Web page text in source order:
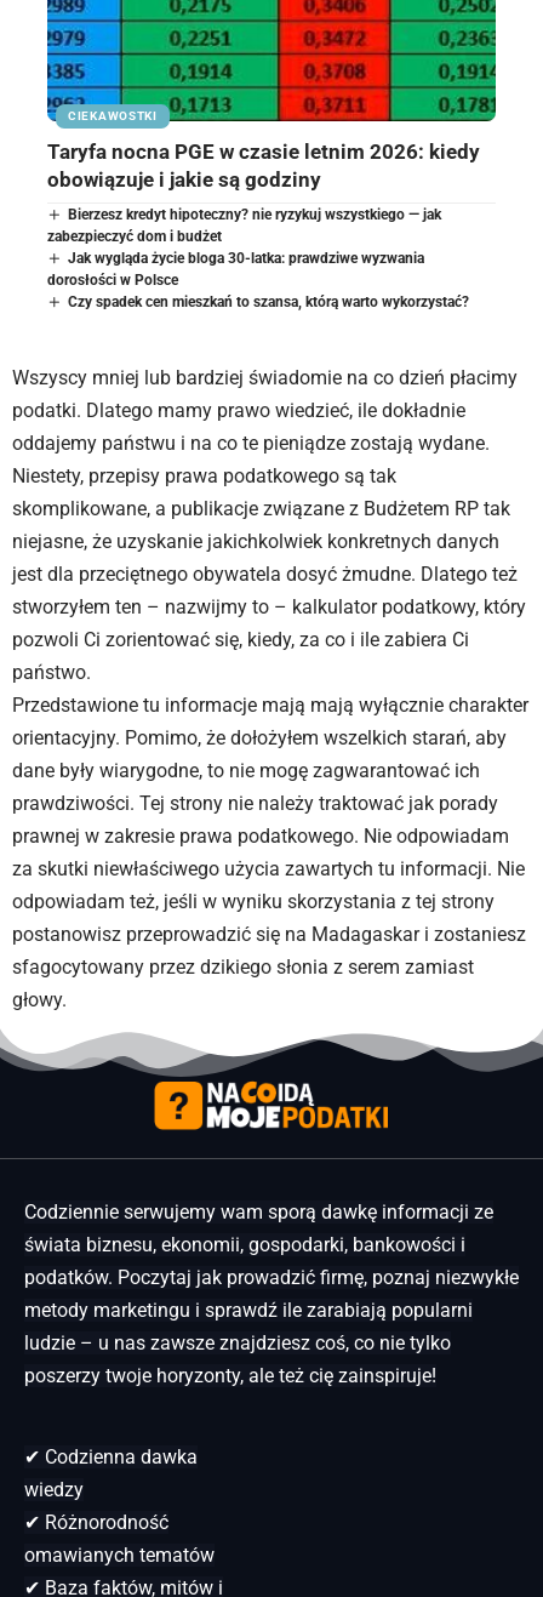
CIEKAWOSTKI
Taryfa nocna PGE w czasie letnim 2026: kiedy
obowiązuje i jakie są godziny
Bierzesz kredyt hipoteczny? nie ryzykuj wszystkiego — jak
zabezpieczyć dom i budżet
Jak wygląda życie bloga 30-latka: prawdziwe wyzwania
dorosłości w Polsce
Czy spadek cen mieszkań to szansa, którą warto wykorzystać?
Wszyscy mniej lub bardziej świadomie na co dzień płacimy
podatki. Dlatego mamy prawo wiedzieć, ile dokładnie
oddajemy państwu i na co te pieniądze zostają wydane.
Niestety, przepisy prawa podatkowego są tak
skomplikowane, a publikacje związane z Budżetem RP tak
niejasne, że uzyskanie jakichkolwiek konkretnych danych
jest dla przeciętnego obywatela dosyć żmudne. Dlatego też
stworzyłem ten – nazwijmy to – kalkulator podatkowy, który
pozwoli Ci zorientować się, kiedy, za co i ile zabiera Ci
państwo.
Przedstawione tu informacje mają mają wyłącznie charakter
orientacyjny. Pomimo, że dołożyłem wszelkich starań, aby
dane były wiarygodne, to nie mogę zagwarantować ich
prawdziwości. Tej strony nie należy traktować jak porady
prawnej w zakresie prawa podatkowego. Nie odpowiadam
za skutki niewłaściwego użycia zawartych tu informacji. Nie
odpowiadam też, jeśli w wyniku skorzystania z tej strony
postanowisz przeprowadzić się na Madagaskar i zostaniesz
sfagocytowany przez dzikiego słonia z serem zamiast
głowy.
Codziennie serwujemy wam sporą dawkę informacji ze
świata biznesu, ekonomii, gospodarki, bankowości i
podatków. Poczytaj jak prowadzić firmę, poznaj niezwykłe
metody marketingu i sprawdź ile zarabiają popularni
ludzie – u nas zawsze znajdziesz coś, co nie tylko
poszerzy twoje horyzonty, ale też cię zainspiruje!
✔ Codzienna dawka
wiedzy
✔ Różnorodność
omawianych tematów
✔ Baza faktów, mitów i